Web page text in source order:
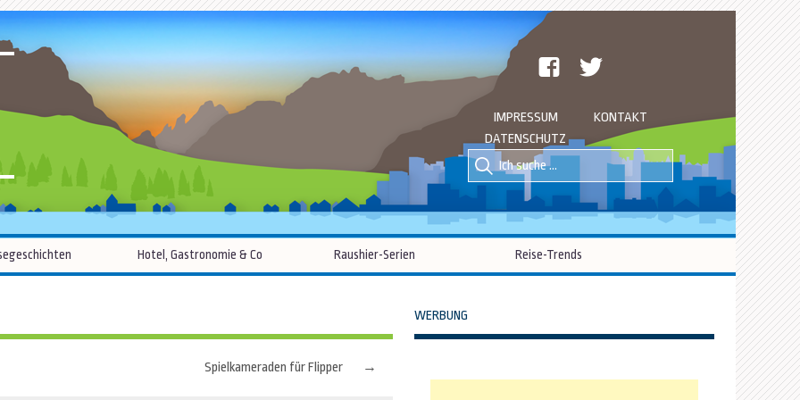
facebook
IMPRESSUM
KONTAKT
DATENSCHUTZ
Suche
nach::
Suche
nach:
Hotel, Gastronomie & Co Raushier-Serien Reise-Trends
→
Spielkameraden für Flipper
WERBUNG